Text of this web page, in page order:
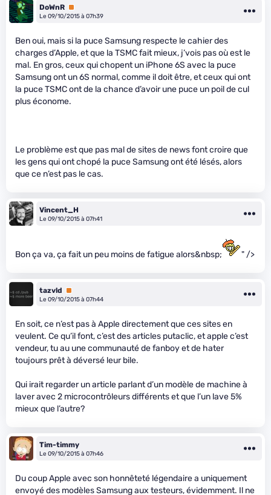
DoWnR Premium
Le 09/10/2015 à 07h39
Ben oui, mais si la puce Samsung respecte le cahier des
charges d’Apple, et que la TSMC fait mieux, j’vois pas où est le
mal. En gros, ceux qui chopent un iPhone 6S avec la puce
Samsung ont un 6S normal, comme il doit être, et ceux qui ont
la puce TSMC ont de la chance d’avoir une puce un poil de cul
plus économe.
Le problème est que pas mal de sites de news font croire que
les gens qui ont chopé la puce Samsung ont été lésés, alors
que ce n’est pas le cas.
Vincent_H
Le 09/10/2015 à 07h41
Bon ça va, ça fait un peu moins de fatigue alors&nbsp; " />
tazvld
Premium
Le 09/10/2015 à 07h44
En soit, ce n’est pas à Apple directement que ces sites en
veulent. Ce qu’il font, c’est des articles putaclic, et apple c’est
vendeur, tu au une communauté de fanboy et de hater
toujours prêt à déversé leur bile.
Qui irait regarder un article parlant d’un modèle de machine à
laver avec 2 microcontrôleurs différents et que l’un lave 5%
mieux que l’autre?
Tim-timmy
Le 09/10/2015 à 07h46
Du coup Apple avec son honnêteté légendaire a uniquement
envoyé des modèles Samsung aux testeurs, évidemment. Il ne